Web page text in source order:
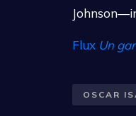
Flux Un
OSCAR